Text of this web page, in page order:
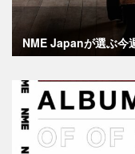
NME Japanが選ぶ今